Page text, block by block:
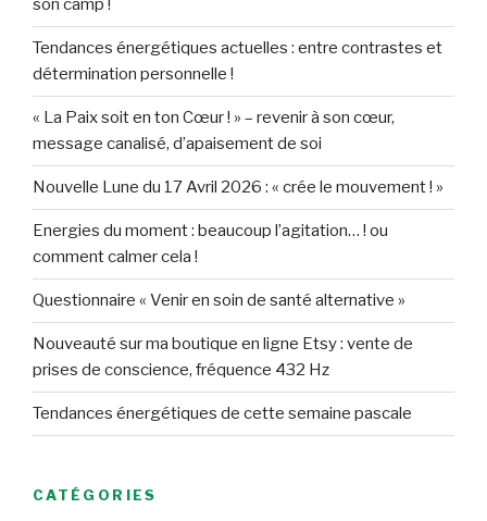
son camp !
Tendances énergétiques actuelles : entre contrastes et
détermination personnelle !
« La Paix soit en ton Cœur ! » – revenir à son cœur,
message canalisé, d’apaisement de soi
Nouvelle Lune du 17 Avril 2026 : « crée le mouvement ! »
Energies du moment : beaucoup l’agitation… ! ou
comment calmer cela !
Questionnaire « Venir en soin de santé alternative »
Nouveauté sur ma boutique en ligne Etsy : vente de
prises de conscience, fréquence 432 Hz
Tendances énergétiques de cette semaine pascale
CATÉGORIES